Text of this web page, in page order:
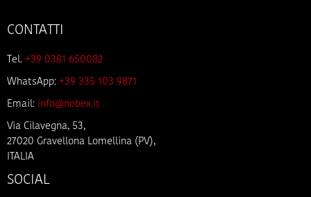
CONTATTI
Tel. +39 0381 650082
WhatsApp: +39 335 103 9871
Email: info@nobex.it
Via Cilavegna, 53,
27020 Gravellona Lomellina (PV),
ITALIA
SOCIAL